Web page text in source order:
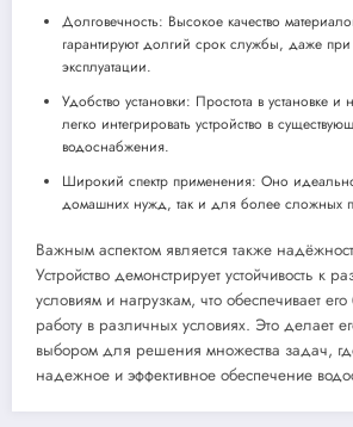
Долговечность: Высокое качество
гарантируют долгий срок службы, даже
эксплуатации.
Удобство установки: Простота в установке и
легко интегрировать устройство в
водоснабжения.
Широкий спектр применения: Оно
домашних нужд, так и для более сложных
Важным аспектом является также
Устройство демонстрирует устойчивость к
условиям и нагрузкам, что обеспечивает
работу в различных условиях. Это делает
выбором для решения множества задач,
надежное и эффективное обеспечение